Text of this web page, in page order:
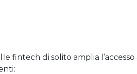
fintech di solito amplia